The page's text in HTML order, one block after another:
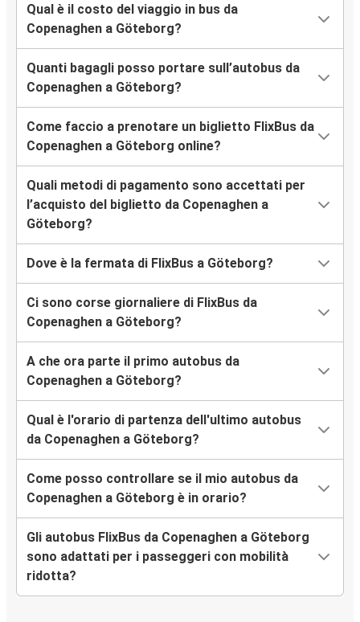
Qual è il costo del viaggio in bus da
Copenaghen a Göteborg?
Quanti bagagli posso portare sull’autobus da
Copenaghen a Göteborg?
Come faccio a prenotare un biglietto FlixBus da
Copenaghen a Göteborg online?
Quali metodi di pagamento sono accettati per
l’acquisto del biglietto da Copenaghen a
Göteborg?
Dove è la fermata di FlixBus a Göteborg?
Ci sono corse giornaliere di FlixBus da
Copenaghen a Göteborg?
A che ora parte il primo autobus da
Copenaghen a Göteborg?
Qual è l'orario di partenza dell'ultimo autobus
da Copenaghen a Göteborg?
Come posso controllare se il mio autobus da
Copenaghen a Göteborg è in orario?
Gli autobus FlixBus da Copenaghen a Göteborg
sono adattati per i passeggeri con mobilità
ridotta?